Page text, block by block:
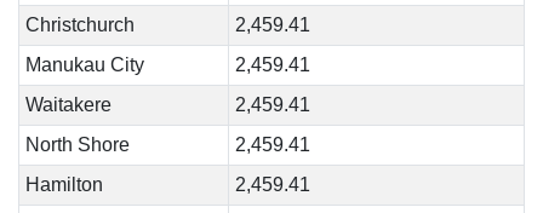
Christchurch
2,459.41
Manukau City
2,459.41
Waitakere
2,459.41
North Shore
2,459.41
Hamilton
2,459.41